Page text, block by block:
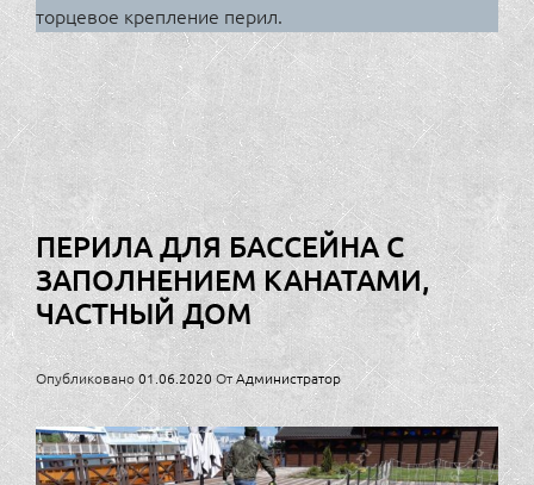
торцевое крепление перил.
ПЕРИЛА ДЛЯ БАССЕЙНА С
ЗАПОЛНЕНИЕМ КАНАТАМИ,
ЧАСТНЫЙ ДОМ
Опубликовано01.06.2020 ОтАдминистратор